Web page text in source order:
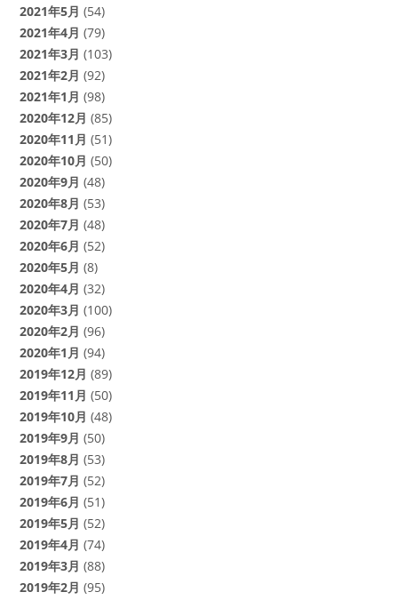
2021年5月 (54)
2021年4月 (79)
2021年3月 (103)
2021年2月 (92)
2021年1月 (98)
2020年12月 (85)
2020年11月 (51)
2020年10月 (50)
2020年9月 (48)
2020年8月 (53)
2020年7月 (48)
2020年6月 (52)
2020年5月 (8)
2020年4月 (32)
2020年3月 (100)
2020年2月 (96)
2020年1月 (94)
2019年12月 (89)
2019年11月 (50)
2019年10月 (48)
2019年9月 (50)
2019年8月 (53)
2019年7月 (52)
2019年6月 (51)
2019年5月 (52)
2019年4月 (74)
2019年3月 (88)
2019年2月 (95)